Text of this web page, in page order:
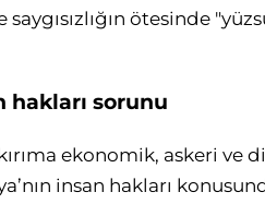
ötesinde
hakları sorunu
ekonomik, askeri
insan hakları